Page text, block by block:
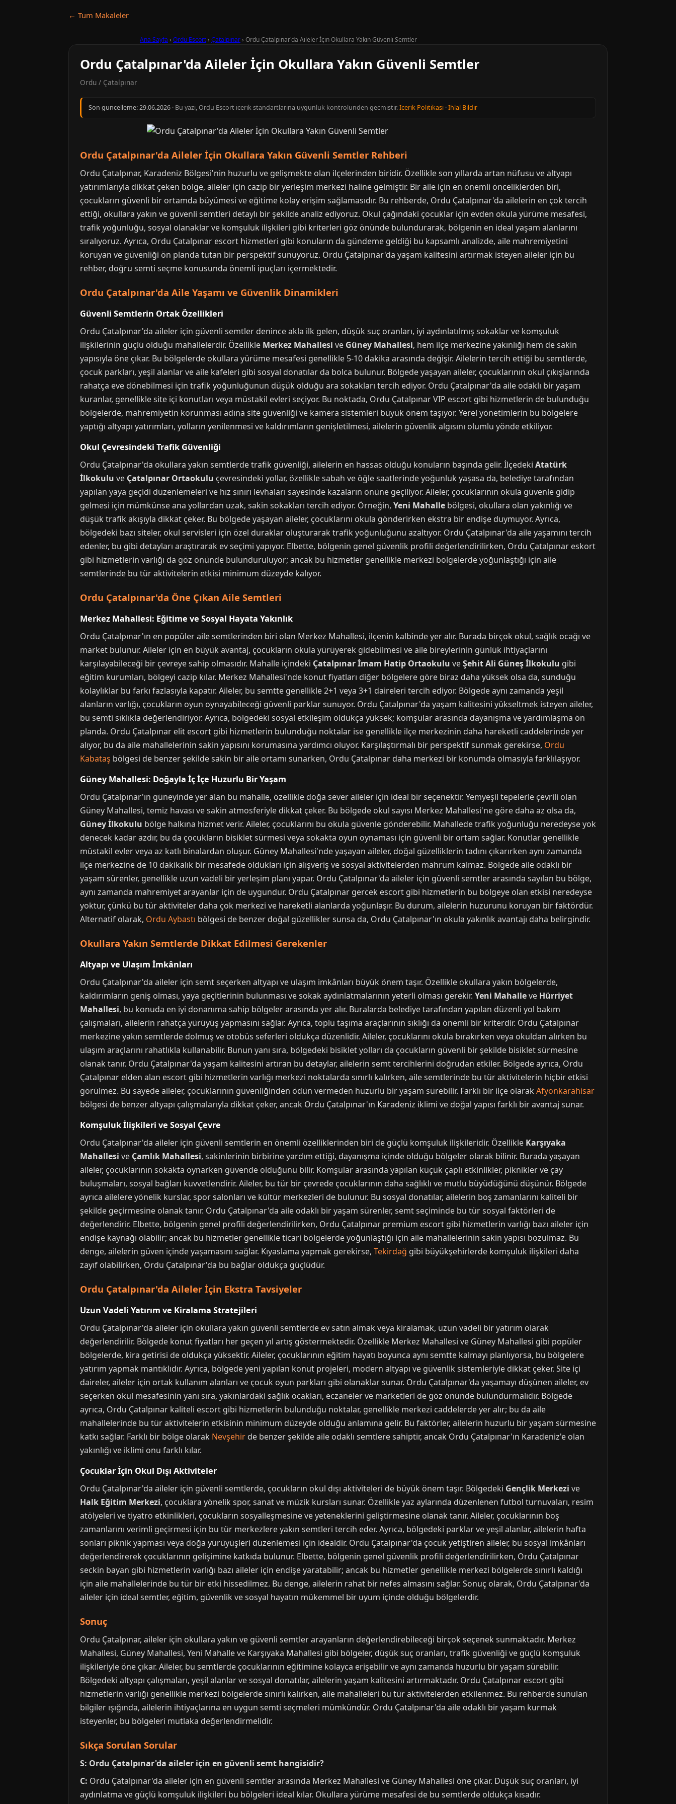
← Tum Makaleler
Ana Sayfa › Ordu Escort› Çatalpınar› Ordu Çatalpınar'da Aileler İçin Okullara Yakın Güvenli Semtler
Ordu Çatalpınar'da Aileler İçin Okullara Yakın Güvenli Semtler
Ordu / Çatalpınar
Son guncelleme:29.06.2026 · Bu yazi, Ordu Escort icerik standartlarina uygunluk kontrolunden gecmistir.Icerik Politikasi ·Ihlal Bildir
Ordu Çatalpınar'da Aileler İçin Okullara Yakın Güvenli Semtler Rehberi
Ordu Çatalpınar, Karadeniz Bölgesi'nin huzurlu ve gelişmekte olan ilçelerinden biridir. Özellikle son yıllarda artan nüfusu ve altyapı
yatırımlarıyla dikkat çeken bölge, aileler için cazip bir yerleşim merkezi haline gelmiştir. Bir aile için en önemli önceliklerden biri,
çocukların güvenli bir ortamda büyümesi ve eğitime kolay erişim sağlamasıdır. Bu rehberde, Ordu Çatalpınar'da ailelerin en çok tercih
ettiği, okullara yakın ve güvenli semtleri detaylı bir şekilde analiz ediyoruz. Okul çağındaki çocuklar için evden okula yürüme mesafesi,
trafik yoğunluğu, sosyal olanaklar ve komşuluk ilişkileri gibi kriterleri göz önünde bulundurarak, bölgenin en ideal yaşam alanlarını
sıralıyoruz. Ayrıca, Ordu Çatalpınar escort hizmetleri gibi konuların da gündeme geldiği bu kapsamlı analizde, aile mahremiyetini
koruyan ve güvenliği ön planda tutan bir perspektif sunuyoruz. Ordu Çatalpınar'da yaşam kalitesini artırmak isteyen aileler için bu
rehber, doğru semti seçme konusunda önemli ipuçları içermektedir.
Ordu Çatalpınar'da Aile Yaşamı ve Güvenlik Dinamikleri
Güvenli Semtlerin Ortak Özellikleri
Ordu Çatalpınar'da aileler için güvenli semtler denince akla ilk gelen, düşük suç oranları, iyi aydınlatılmış sokaklar ve komşuluk
ilişkilerinin güçlü olduğu mahallelerdir. Özellikle Merkez Mahallesi ve Güney Mahallesi, hem ilçe merkezine yakınlığı hem de sakin
yapısıyla öne çıkar. Bu bölgelerde okullara yürüme mesafesi genellikle 5-10 dakika arasında değişir. Ailelerin tercih ettiği bu semtlerde,
çocuk parkları, yeşil alanlar ve aile kafeleri gibi sosyal donatılar da bolca bulunur. Bölgede yaşayan aileler, çocuklarının okul çıkışlarında
rahatça eve dönebilmesi için trafik yoğunluğunun düşük olduğu ara sokakları tercih ediyor. Ordu Çatalpınar'da aile odaklı bir yaşam
kuranlar, genellikle site içi konutları veya müstakil evleri seçiyor. Bu noktada, Ordu Çatalpınar VIP escort gibi hizmetlerin de bulunduğu
bölgelerde, mahremiyetin korunması adına site güvenliği ve kamera sistemleri büyük önem taşıyor. Yerel yönetimlerin bu bölgelere
yaptığı altyapı yatırımları, yolların yenilenmesi ve kaldırımların genişletilmesi, ailelerin güvenlik algısını olumlu yönde etkiliyor.
Okul Çevresindeki Trafik Güvenliği
Ordu Çatalpınar'da okullara yakın semtlerde trafik güvenliği, ailelerin en hassas olduğu konuların başında gelir. İlçedeki Atatürk
İlkokulu ve Çatalpınar Ortaokulu çevresindeki yollar, özellikle sabah ve öğle saatlerinde yoğunluk yaşasa da, belediye tarafından
yapılan yaya geçidi düzenlemeleri ve hız sınırı levhaları sayesinde kazaların önüne geçiliyor. Aileler, çocuklarının okula güvenle gidip
gelmesi için mümkünse ana yollardan uzak, sakin sokakları tercih ediyor. Örneğin, Yeni Mahalle bölgesi, okullara olan yakınlığı ve
düşük trafik akışıyla dikkat çeker. Bu bölgede yaşayan aileler, çocuklarını okula gönderirken ekstra bir endişe duymuyor. Ayrıca,
bölgedeki bazı siteler, okul servisleri için özel duraklar oluşturarak trafik yoğunluğunu azaltıyor. Ordu Çatalpınar'da aile yaşamını tercih
edenler, bu gibi detayları araştırarak ev seçimi yapıyor. Elbette, bölgenin genel güvenlik profili değerlendirilirken, Ordu Çatalpınar eskort
gibi hizmetlerin varlığı da göz önünde bulunduruluyor; ancak bu hizmetler genellikle merkezi bölgelerde yoğunlaştığı için aile
semtlerinde bu tür aktivitelerin etkisi minimum düzeyde kalıyor.
Ordu Çatalpınar'da Öne Çıkan Aile Semtleri
Merkez Mahallesi: Eğitime ve Sosyal Hayata Yakınlık
Ordu Çatalpınar'ın en popüler aile semtlerinden biri olan Merkez Mahallesi, ilçenin kalbinde yer alır. Burada birçok okul, sağlık ocağı ve
market bulunur. Aileler için en büyük avantaj, çocukların okula yürüyerek gidebilmesi ve aile bireylerinin günlük ihtiyaçlarını
karşılayabileceği bir çevreye sahip olmasıdır. Mahalle içindeki Çatalpınar İmam Hatip Ortaokulu veŞehit Ali Güneş İlkokulu gibi
eğitim kurumları, bölgeyi cazip kılar. Merkez Mahallesi'nde konut fiyatları diğer bölgelere göre biraz daha yüksek olsa da, sunduğu
kolaylıklar bu farkı fazlasıyla kapatır. Aileler, bu semtte genellikle 2+1 veya 3+1 daireleri tercih ediyor. Bölgede aynı zamanda yeşil
alanların varlığı, çocukların oyun oynayabileceği güvenli parklar sunuyor. Ordu Çatalpınar'da yaşam kalitesini yükseltmek isteyen aileler,
bu semti sıklıkla değerlendiriyor. Ayrıca, bölgedeki sosyal etkileşim oldukça yüksek; komşular arasında dayanışma ve yardımlaşma ön
planda. Ordu Çatalpınar elit escort gibi hizmetlerin bulunduğu noktalar ise genellikle ilçe merkezinin daha hareketli caddelerinde yer
alıyor, bu da aile mahallelerinin sakin yapısını korumasına yardımcı oluyor. Karşılaştırmalı bir perspektif sunmak gerekirse, Ordu
Kabataş bölgesi de benzer şekilde sakin bir aile ortamı sunarken, Ordu Çatalpınar daha merkezi bir konumda olmasıyla farklılaşıyor.
Güney Mahallesi: Doğayla İç İçe Huzurlu Bir Yaşam
Ordu Çatalpınar'ın güneyinde yer alan bu mahalle, özellikle doğa sever aileler için ideal bir seçenektir. Yemyeşil tepelerle çevrili olan
Güney Mahallesi, temiz havası ve sakin atmosferiyle dikkat çeker. Bu bölgede okul sayısı Merkez Mahallesi'ne göre daha az olsa da,
Güney İlkokulu bölge halkına hizmet verir. Aileler, çocuklarını bu okula güvenle gönderebilir. Mahallede trafik yoğunluğu neredeyse yok
denecek kadar azdır, bu da çocukların bisiklet sürmesi veya sokakta oyun oynaması için güvenli bir ortam sağlar. Konutlar genellikle
müstakil evler veya az katlı binalardan oluşur. Güney Mahallesi'nde yaşayan aileler, doğal güzelliklerin tadını çıkarırken aynı zamanda
ilçe merkezine de 10 dakikalık bir mesafede oldukları için alışveriş ve sosyal aktivitelerden mahrum kalmaz. Bölgede aile odaklı bir
yaşam sürenler, genellikle uzun vadeli bir yerleşim planı yapar. Ordu Çatalpınar'da aileler için güvenli semtler arasında sayılan bu bölge,
aynı zamanda mahremiyet arayanlar için de uygundur. Ordu Çatalpınar gercek escort gibi hizmetlerin bu bölgeye olan etkisi neredeyse
yoktur, çünkü bu tür aktiviteler daha çok merkezi ve hareketli alanlarda yoğunlaşır. Bu durum, ailelerin huzurunu koruyan bir faktördür.
Alternatif olarak, Ordu Aybastı bölgesi de benzer doğal güzellikler sunsa da, Ordu Çatalpınar'ın okula yakınlık avantajı daha belirgindir.
Okullara Yakın Semtlerde Dikkat Edilmesi Gerekenler
Altyapı ve Ulaşım İmkânları
Ordu Çatalpınar'da aileler için semt seçerken altyapı ve ulaşım imkânları büyük önem taşır. Özellikle okullara yakın bölgelerde,
kaldırımların geniş olması, yaya geçitlerinin bulunması ve sokak aydınlatmalarının yeterli olması gerekir. Yeni Mahalleve Hürriyet
Mahallesi, bu konuda en iyi donanıma sahip bölgeler arasında yer alır. Buralarda belediye tarafından yapılan düzenli yol bakım
çalışmaları, ailelerin rahatça yürüyüş yapmasını sağlar. Ayrıca, toplu taşıma araçlarının sıklığı da önemli bir kriterdir. Ordu Çatalpınar
merkezine yakın semtlerde dolmuş ve otobüs seferleri oldukça düzenlidir. Aileler, çocuklarını okula bırakırken veya okuldan alırken bu
ulaşım araçlarını rahatlıkla kullanabilir. Bunun yanı sıra, bölgedeki bisiklet yolları da çocukların güvenli bir şekilde bisiklet sürmesine
olanak tanır. Ordu Çatalpınar'da yaşam kalitesini artıran bu detaylar, ailelerin semt tercihlerini doğrudan etkiler. Bölgede ayrıca, Ordu
Çatalpınar elden alan escort gibi hizmetlerin varlığı merkezi noktalarda sınırlı kalırken, aile semtlerinde bu tür aktivitelerin hiçbir etkisi
görülmez. Bu sayede aileler, çocuklarının güvenliğinden ödün vermeden huzurlu bir yaşam sürebilir. Farklı bir ilçe olarak Afyonkarahisar
bölgesi de benzer altyapı çalışmalarıyla dikkat çeker, ancak Ordu Çatalpınar'ın Karadeniz iklimi ve doğal yapısı farklı bir avantaj sunar.
Komşuluk İlişkileri ve Sosyal Çevre
Ordu Çatalpınar'da aileler için güvenli semtlerin en önemli özelliklerinden biri de güçlü komşuluk ilişkileridir. Özellikle Karşıyaka
Mahallesi ve Çamlık Mahallesi, sakinlerinin birbirine yardım ettiği, dayanışma içinde olduğu bölgeler olarak bilinir. Burada yaşayan
aileler, çocuklarının sokakta oynarken güvende olduğunu bilir. Komşular arasında yapılan küçük çaplı etkinlikler, piknikler ve çay
buluşmaları, sosyal bağları kuvvetlendirir. Aileler, bu tür bir çevrede çocuklarının daha sağlıklı ve mutlu büyüdüğünü düşünür. Bölgede
ayrıca ailelere yönelik kurslar, spor salonları ve kültür merkezleri de bulunur. Bu sosyal donatılar, ailelerin boş zamanlarını kaliteli bir
şekilde geçirmesine olanak tanır. Ordu Çatalpınar'da aile odaklı bir yaşam sürenler, semt seçiminde bu tür sosyal faktörleri de
değerlendirir. Elbette, bölgenin genel profili değerlendirilirken, Ordu Çatalpınar premium escort gibi hizmetlerin varlığı bazı aileler için
endişe kaynağı olabilir; ancak bu hizmetler genellikle ticari bölgelerde yoğunlaştığı için aile mahallelerinin sakin yapısı bozulmaz. Bu
denge, ailelerin güven içinde yaşamasını sağlar. Kıyaslama yapmak gerekirse, Tekirdağ gibi büyükşehirlerde komşuluk ilişkileri daha
zayıf olabilirken, Ordu Çatalpınar'da bu bağlar oldukça güçlüdür.
Ordu Çatalpınar'da Aileler İçin Ekstra Tavsiyeler
Uzun Vadeli Yatırım ve Kiralama Stratejileri
Ordu Çatalpınar'da aileler için okullara yakın güvenli semtlerde ev satın almak veya kiralamak, uzun vadeli bir yatırım olarak
değerlendirilir. Bölgede konut fiyatları her geçen yıl artış göstermektedir. Özellikle Merkez Mahallesi ve Güney Mahallesi gibi popüler
bölgelerde, kira getirisi de oldukça yüksektir. Aileler, çocuklarının eğitim hayatı boyunca aynı semtte kalmayı planlıyorsa, bu bölgelere
yatırım yapmak mantıklıdır. Ayrıca, bölgede yeni yapılan konut projeleri, modern altyapı ve güvenlik sistemleriyle dikkat çeker. Site içi
daireler, aileler için ortak kullanım alanları ve çocuk oyun parkları gibi olanaklar sunar. Ordu Çatalpınar'da yaşamayı düşünen aileler, ev
seçerken okul mesafesinin yanı sıra, yakınlardaki sağlık ocakları, eczaneler ve marketleri de göz önünde bulundurmalıdır. Bölgede
ayrıca, Ordu Çatalpınar kaliteli escort gibi hizmetlerin bulunduğu noktalar, genellikle merkezi caddelerde yer alır; bu da aile
mahallelerinde bu tür aktivitelerin etkisinin minimum düzeyde olduğu anlamına gelir. Bu faktörler, ailelerin huzurlu bir yaşam sürmesine
katkı sağlar. Farklı bir bölge olarak Nevşehir de benzer şekilde aile odaklı semtlere sahiptir, ancak Ordu Çatalpınar'ın Karadeniz'e olan
yakınlığı ve iklimi onu farklı kılar.
Çocuklar İçin Okul Dışı Aktiviteler
Ordu Çatalpınar'da aileler için güvenli semtlerde, çocukların okul dışı aktiviteleri de büyük önem taşır. Bölgedeki Gençlik Merkezi ve
Halk Eğitim Merkezi, çocuklara yönelik spor, sanat ve müzik kursları sunar. Özellikle yaz aylarında düzenlenen futbol turnuvaları, resim
atölyeleri ve tiyatro etkinlikleri, çocukların sosyalleşmesine ve yeteneklerini geliştirmesine olanak tanır. Aileler, çocuklarının boş
zamanlarını verimli geçirmesi için bu tür merkezlere yakın semtleri tercih eder. Ayrıca, bölgedeki parklar ve yeşil alanlar, ailelerin hafta
sonları piknik yapması veya doğa yürüyüşleri düzenlemesi için idealdir. Ordu Çatalpınar'da çocuk yetiştiren aileler, bu sosyal imkânları
değerlendirerek çocuklarının gelişimine katkıda bulunur. Elbette, bölgenin genel güvenlik profili değerlendirilirken, Ordu Çatalpınar
seckin bayan gibi hizmetlerin varlığı bazı aileler için endişe yaratabilir; ancak bu hizmetler genellikle merkezi bölgelerde sınırlı kaldığı
için aile mahallelerinde bu tür bir etki hissedilmez. Bu denge, ailelerin rahat bir nefes almasını sağlar. Sonuç olarak, Ordu Çatalpınar'da
aileler için ideal semtler, eğitim, güvenlik ve sosyal hayatın mükemmel bir uyum içinde olduğu bölgelerdir.
Sonuç
Ordu Çatalpınar, aileler için okullara yakın ve güvenli semtler arayanların değerlendirebileceği birçok seçenek sunmaktadır. Merkez
Mahallesi, Güney Mahallesi, Yeni Mahalle ve Karşıyaka Mahallesi gibi bölgeler, düşük suç oranları, trafik güvenliği ve güçlü komşuluk
ilişkileriyle öne çıkar. Aileler, bu semtlerde çocuklarının eğitimine kolayca erişebilir ve aynı zamanda huzurlu bir yaşam sürebilir.
Bölgedeki altyapı çalışmaları, yeşil alanlar ve sosyal donatılar, ailelerin yaşam kalitesini artırmaktadır. Ordu Çatalpınar escort gibi
hizmetlerin varlığı genellikle merkezi bölgelerde sınırlı kalırken, aile mahalleleri bu tür aktivitelerden etkilenmez. Bu rehberde sunulan
bilgiler ışığında, ailelerin ihtiyaçlarına en uygun semti seçmeleri mümkündür. Ordu Çatalpınar'da aile odaklı bir yaşam kurmak
isteyenler, bu bölgeleri mutlaka değerlendirmelidir.
Sıkça Sorulan Sorular
S: Ordu Çatalpınar'da aileler için en güvenli semt hangisidir?
C: Ordu Çatalpınar'da aileler için en güvenli semtler arasında Merkez Mahallesi ve Güney Mahallesi öne çıkar. Düşük suç oranları, iyi
aydınlatma ve güçlü komşuluk ilişkileri bu bölgeleri ideal kılar. Okullara yürüme mesafesi de bu semtlerde oldukça kısadır.